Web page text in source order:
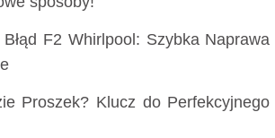
F2 Whirlpool: Szybka Naprawa
Proszek? Klucz do Perfekcyjnego